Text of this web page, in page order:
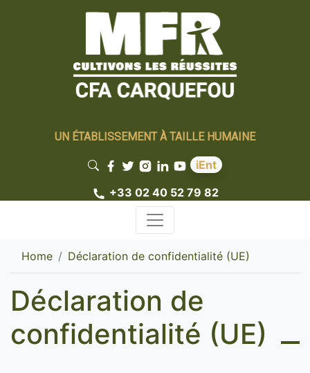
UN ÉTABLISSEMENT À TAILLE HUMAINE
iEnt
+33 02 40 52 79 82
Home Déclaration de confidentialité (UE)
Déclaration de
confidentialité (UE)